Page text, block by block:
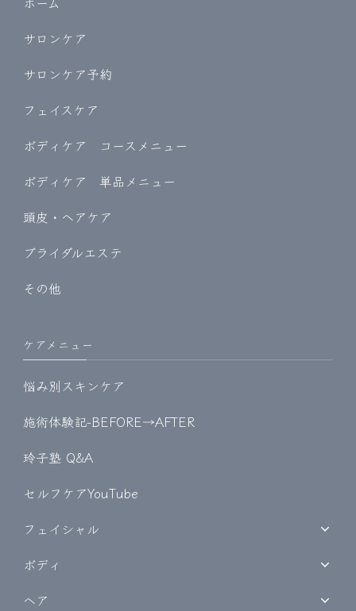
サロンケア
サロンケア予約
フェイスケア
ボディケア コースメニュー
ボディケア 単品メニュー
頭皮・ヘアケア
ブライダルエステ
その他
ケアメニュー
悩み別スキンケア
施術体験記-BEFORE→AFTER
玲子塾 Q&A
セルフケアYouTube
フェイシャル
ボディ
ヘア